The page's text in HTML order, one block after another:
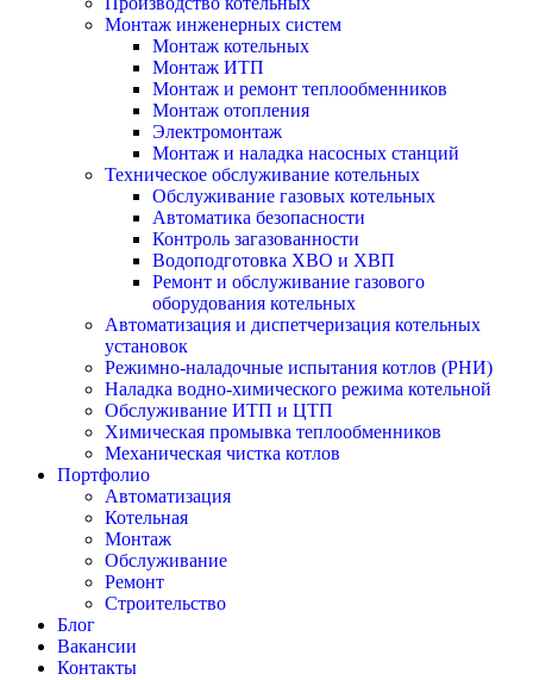
Монтаж инженерных систем
Монтаж котельных
Монтаж ИТП
Монтаж и ремонт теплообменников
Монтаж отопления
Электромонтаж
Монтаж и наладка насосных станций
Техническое обслуживание котельных
Обслуживание газовых котельных
Автоматика безопасности
Контроль загазованности
Водоподготовка ХВО и ХВП
Ремонт и обслуживание газового
оборудования котельных
Автоматизация и диспетчеризация котельных
установок
Режимно-наладочные испытания котлов (РНИ)
Наладка водно-химического режима котельной
Обслуживание ИТП и ЦТП
Химическая промывка теплообменников
Механическая чистка котлов
Портфолио
Автоматизация
Котельная
Монтаж
Обслуживание
Ремонт
Строительство
Блог
Вакансии
Контакты